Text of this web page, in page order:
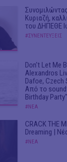
Κυριαζή,
του ΔΗΠΕΘΕ
#ΣΥΝΕΝΤΕΥΞΕΙΣ
Don't Let Me
Alexandros
Dafoe, Czech
Από το
Birthday Party"
#ΝΕΑ
CRACK THE
Dreaming |
#ΝΕΑ